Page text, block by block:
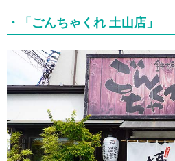
・「ごんちゃくれ 土山店」